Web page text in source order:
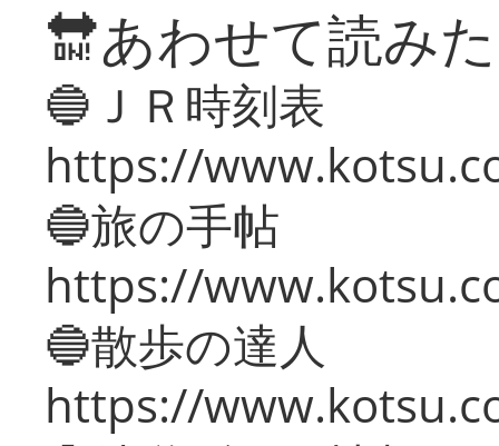
🔛あわせて読み
🔵ＪＲ時刻表
https://
🔵旅の手帖
https://
🔵散歩の達人
https://